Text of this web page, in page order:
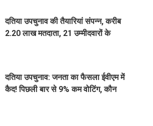
दतिया उपचुनाव की तैयारियां संपन्न, करीब
2.20 लाख मतदाता, 21 उम्मीदवारों के
दतिया उपचुनाव: जनता का फैसला ईवीएम में
कैद! पिछली बार से 9% कम वोटिंग, कौन